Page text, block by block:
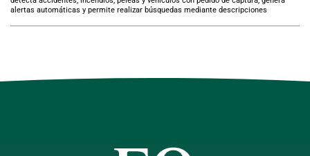
alertas automáticas y permite realizar búsquedas mediante descripciones